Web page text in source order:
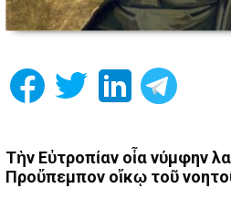
Τὴν Εὐτροπίαν οἷα νύμφην
Προὔπεμπον οἴκῳ τοῦ